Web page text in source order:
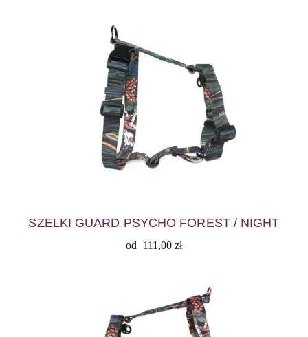
SZELKI GUARD PSYCHO FOREST / NIGHT
od 111,00 zł